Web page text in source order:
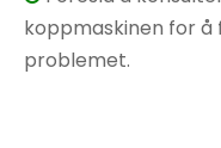
koppmaskinen for å
problemet.